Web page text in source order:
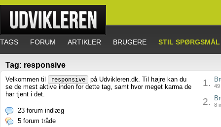
TAGS FORUM ARTIKLER BRUGERE STIL SPØRGSMÅL
Tag: responsive
Velkommen til responsive
på Udvikleren.dk. Til højre kan du
se de mest aktive inden for dette tag, samt hvor meget karma de
har tjent i det.
23 forum indlæg
5 forum tråde
1.
2. 8